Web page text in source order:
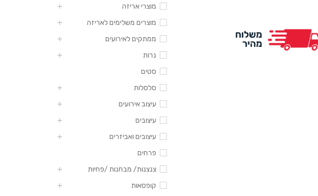
מוצרי אריזה
מוצרים משלימים לאריזה
ממתקים לאירועים
נרות
סטים
סלסלות
עיצוב אירועים
עיצובים
עיצובים ואביזרים
פרחים
צנצנות/ מבחנות /פחיות
קופסאות